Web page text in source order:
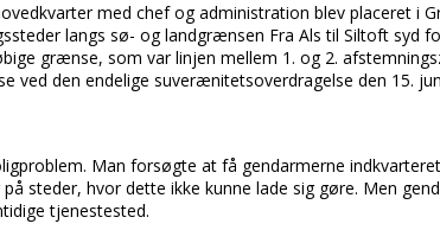
med chef og administration blev placeret i
langs sø- og landgrænsen Fra Als til Siltoft syd
grænse, som var linjen mellem 1. og 2.
ved den endelige suverænitetsoverdragelse den 15.
Man forsøgte at få gendarmerne
steder, hvor dette ikke kunne lade sig gøre. Men
tjenestested.